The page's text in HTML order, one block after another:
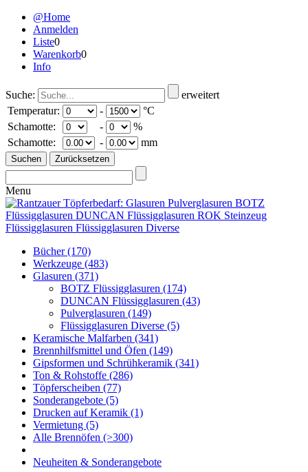
@Home
Anmelden
Liste0
Warenkorb0
Info
Suche:
erweitert
Temperatur:
-
°C
Schamotte:
-
%
Schamotte:
- mm
Menu
Bücher(170)
Werkzeuge (483)
Glasuren (371)
BOTZ Flüssigglasuren (174)
DUNCAN Flüssigglasuren (43)
Pulverglasuren (149)
Flüssigglasuren Diverse (5)
Keramische Malfarben (341)
Brennhilfsmittel und Öfen (149)
Gipsformen und Schrühkeramik (341)
Ton & Rohstoffe (286)
Töpferscheiben (77)
Sonderangebote (5)
Drucken auf Keramik (1)
Vermietung (5)
Alle Brennöfen (>300)
Neuheiten & Sonderangebote